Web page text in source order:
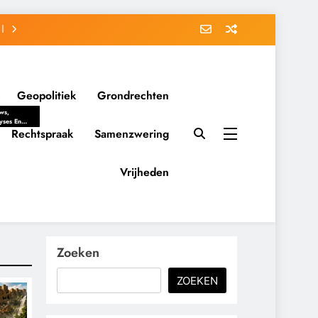
Geopolitiek Grondrechten
En
Politieke
Belangen
Rechtspraak Samenzwering
Vrijheden
Zoeken
ZOEKEN